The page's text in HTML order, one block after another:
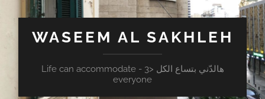
WASEEM AL SAKHLEH
هالدّني بتساع الكل <3 - Life can accommodate
everyone